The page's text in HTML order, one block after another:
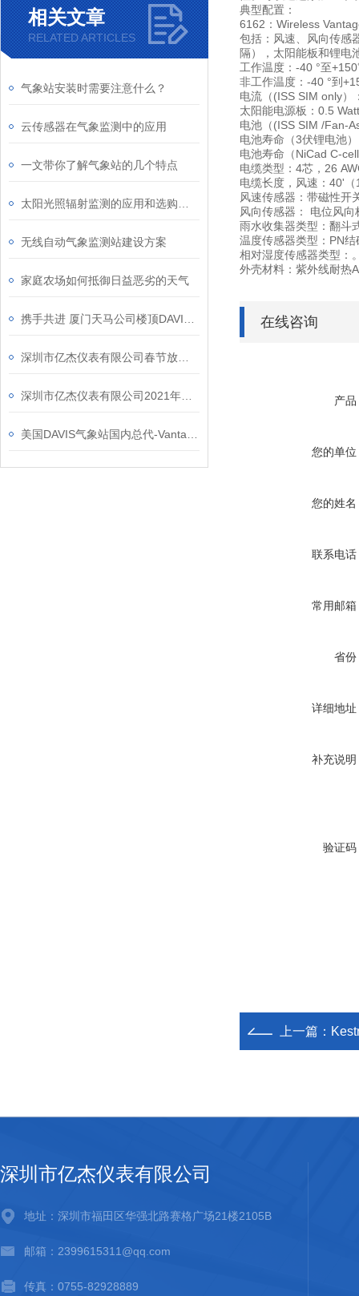
典型配置：
6162：Wireless
包括：风速、风向传感
隔），太阳能板和锂电
工作温度：-40 °至
非工作温度：-40 °到
电流（(ISS SIM only
太阳能电源板：0.5
电池（(ISS SIM /Fan-
电池寿命（3伏锂电池
电池寿命（NiCad C-
电缆类型：4芯，26
电缆长度，风速：40'
风速传感器：带磁性开
风向传感器： 电位风向
雨水收集器类型：翻斗
温度传感器类型：PN结
相对湿度传感器类型：
外壳材料：紫外线耐热
在线咨询
产品
您的单位
您的姓名
联系电话
常用邮箱
省份
详细地址
补充说明
验证码
上一篇：
相关文章
RELATED ARTICLES
气象站安装时需要注意什么？
云传感器在气象监测中的应用
一文带你了解气象站的几个特点
无线自动气象监测站建设方案
家庭农场如何抵御日益恶劣的天气
深圳市亿杰仪表有限公司
地址：深圳市福田区华强北路赛格广场21楼2105B
邮箱：2399615311@qq.com
传真：0755-82928889